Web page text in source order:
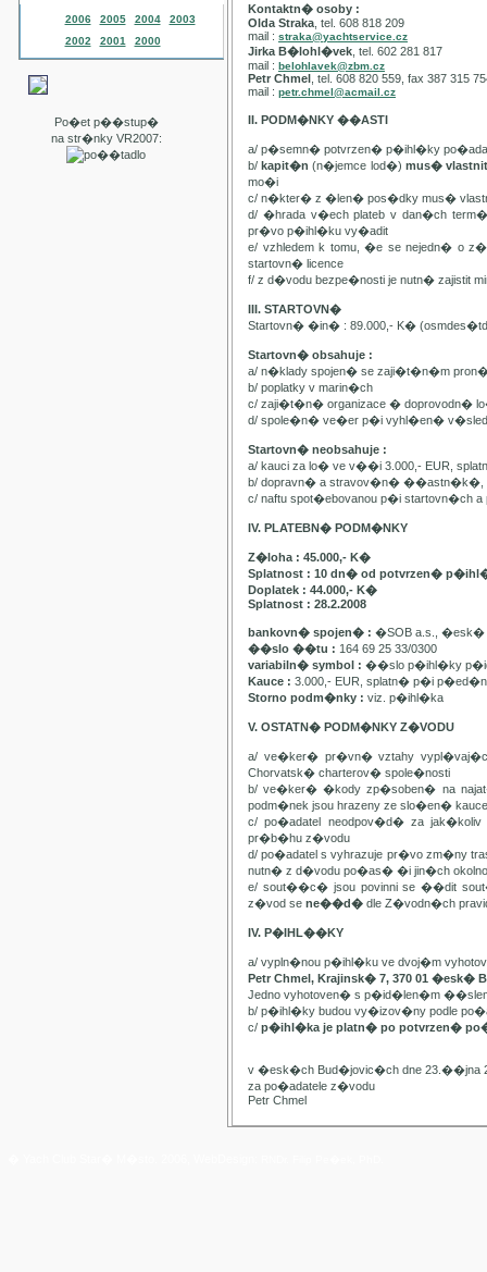
2006 2005 2004
2003
2002
2001 2000
Po�et p��stup�
na str�nky VR2007:
Kontaktn� osoby :
Olda Straka , tel. 608 818 209
mail : straka@yachtservice.cz
Jirka B�lohl�vek , tel. 602 281 817
mail : belohlavek@zbm.cz
Petr Chmel , tel. 608 820 559, fax 387 315
mail : petr.chmel@acmail.cz
II. PODM�NKY ��ASTI
a/ p�semn� potvrzen� p�ihl�ky
b/kapit�n(n�jemce lod�) mus�
mo�i
c/ n�kter� z �len� pos�dky mus�
d/ �hrada v�ech plateb v dan�ch
pr�vo p�ihl�ku vy�adit
e/ vzhledem k tomu, �e se nejedn� o
startovn� licence
f/ z d�vodu bezpe�nosti je nutn� zajistit
III. STARTOVN�
Startovn� �in� : 89.000,- K�
Startovn� obsahuje :
a/ n�klady spojen� se zaji�t�n�m
b/ poplatky v marin�ch
c/ zaji�t�n� organizace � doprovodn�
d/ spole�n� ve�er p�i vyhl�en�
Startovn� neobsahuje :
a/ kauci za lo� ve v��i 3.000,- EUR,
b/ dopravn� a stravov�n� ��astn�k�,
c/ naftu spot�ebovanou p�i startovn�ch
IV. PLATEBN� PODM�NKY
Z�loha : 45.000,- K�
Splatnost : 10 dn� od potvrzen�
Doplatek : 44.000,- K�
Splatnost : 28.2.2008
bankovn� spojen� : �SOB a.s., �esk�
��slo ��tu : 164 69 25 33/0300
variabiln� symbol : ��slo p�ihl�ky
Kauce : 3.000,- EUR, splatn� p�i
Storno podm�nky : viz. p�ihl�ka
V. OSTATN� PODM�NKY Z�VODU
a/ ve�ker� pr�vn� vztahy
Chorvatsk� charterov� spole�nosti
b/ ve�ker� �kody zp�soben� na
podm�nek jsou hrazeny ze slo�en� kauce
c/ po�adatel neodpov�d� za
pr�b�hu z�vodu
d/ po�adatel s vyhrazuje pr�vo zm�ny
nutn� z d�vodu po�as� �i jin�ch
e/ sout��c� jsou povinni se ��dit
z�vod se ne��d� dle Z�vodn�ch
IV. P�IHL��KY
a/ vypln�nou p�ihl�ku ve dvoj�m
Petr Chmel, Krajinsk� 7, 370 01 �esk�
Jedno vyhotoven� s p�id�len�m
b/ p�ihl�ky budou vy�izov�ny podle
c/ p�ihl�ka je platn� po potvrzen�
v �esk�ch Bud�jovic�ch dne 23.��jna
za po�adatele z�vodu
Petr Chmel